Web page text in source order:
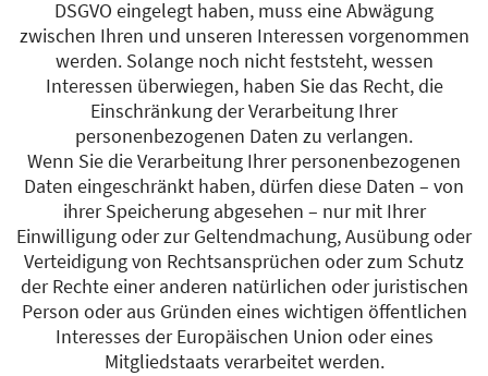
DSGVO eingelegt haben, muss eine Abwägung
zwischen Ihren und unseren Interessen vorgenommen
werden. Solange noch nicht feststeht, wessen
Interessen überwiegen, haben Sie das Recht, die
Einschränkung der Verarbeitung Ihrer
personenbezogenen Daten zu verlangen.
Wenn Sie die Verarbeitung Ihrer personenbezogenen
Daten eingeschränkt haben, dürfen diese Daten – von
ihrer Speicherung abgesehen – nur mit Ihrer
Einwilligung oder zur Geltendmachung, Ausübung oder
Verteidigung von Rechtsansprüchen oder zum Schutz
der Rechte einer anderen natürlichen oder juristischen
Person oder aus Gründen eines wichtigen öffentlichen
Interesses der Europäischen Union oder eines
Mitgliedstaats verarbeitet werden.